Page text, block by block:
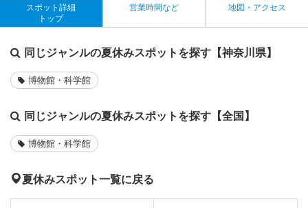
スポット詳細
トップ
営業時間など 地図・アクセス
同じジャンルの夏休みスポットを探す【神奈川県】
博物館・科学館
同じジャンルの夏休みスポットを探す【全国】
博物館・科学館
夏休みスポット一覧に戻る